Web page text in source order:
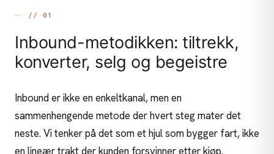
// 01
Inbound-metodikken: tiltrekk,
konverter, selg og begeistre
Inbound er ikke en enkeltkanal, men en
sammenhengende metode der hvert steg mater det
neste. Vi tenker på det som et hjul som bygger fart, ikke
en lineær trakt der kunden forsvinner etter kjøp.